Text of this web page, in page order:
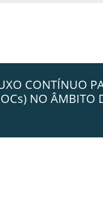
CONTÍNUO
NO ÂMBITO